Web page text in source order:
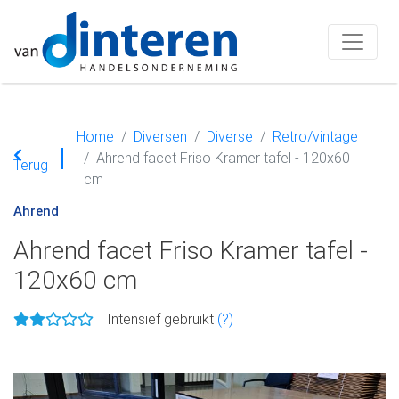
Terug
Home Diversen Diverse
Retro/vintage
Ahrend facet Friso Kramer tafel - 120x60
cm
Ahrend
Ahrend facet Friso Kramer tafel -
120x60 cm
Intensief gebruikt (?)